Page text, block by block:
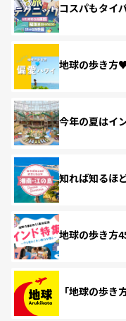
コスパもタイ
地球の歩き方
今年の夏はイ
知れば知るほ
地球の歩き方
「地球の歩き